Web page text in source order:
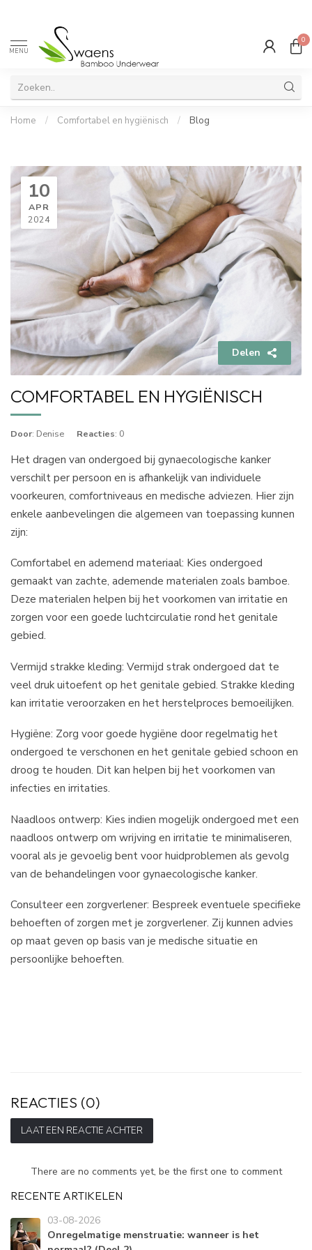
MENU
0
Home / Comfortabel en hygiënisch / Blog
10
APR
2024
Delen
COMFORTABEL EN HYGIËNISCH
Door: Denise Reacties: 0
Het dragen van ondergoed bij gynaecologische kanker
verschilt per persoon en is afhankelijk van individuele
voorkeuren, comfortniveaus en medische adviezen. Hier zijn
enkele aanbevelingen die algemeen van toepassing kunnen
zijn:
Comfortabel en ademend materiaal: Kies ondergoed
gemaakt van zachte, ademende materialen zoals bamboe.
Deze materialen helpen bij het voorkomen van irritatie en
zorgen voor een goede luchtcirculatie rond het genitale
gebied.
Vermijd strakke kleding: Vermijd strak ondergoed dat te
veel druk uitoefent op het genitale gebied. Strakke kleding
kan irritatie veroorzaken en het herstelproces bemoeilijken.
Hygiëne: Zorg voor goede hygiëne door regelmatig het
ondergoed te verschonen en het genitale gebied schoon en
droog te houden. Dit kan helpen bij het voorkomen van
infecties en irritaties.
Naadloos ontwerp: Kies indien mogelijk ondergoed met een
naadloos ontwerp om wrijving en irritatie te minimaliseren,
vooral als je gevoelig bent voor huidproblemen als gevolg
van de behandelingen voor gynaecologische kanker.
Consulteer een zorgverlener: Bespreek eventuele specifieke
behoeften of zorgen met je zorgverlener. Zij kunnen advies
op maat geven op basis van je medische situatie en
persoonlijke behoeften.
REACTIES (0)
LAAT EEN REACTIE ACHTER
There are no comments yet, be the first one to comment
RECENTE ARTIKELEN
03-08-2026
Onregelmatige menstruatie: wanneer is het